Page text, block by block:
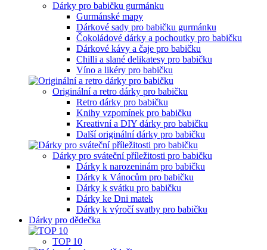
Dárky pro babičku gurmánku
Gurmánské mapy
Dárkové sady pro babičku gurmánku
Čokoládové dárky a pochoutky pro babičku
Dárkové kávy a čaje pro babičku
Chilli a slané delikatesy pro babičku
Víno a likéry pro babičku
Originální a retro dárky pro babičku
Retro dárky pro babičku
Knihy vzpomínek pro babičku
Kreativní a DIY dárky pro babičku
Další originální dárky pro babičku
Dárky pro sváteční příležitosti pro babičku
Dárky k narozeninám pro babičku
Dárky k Vánocům pro babičku
Dárky k svátku pro babičku
Dárky ke Dni matek
Dárky k výročí svatby pro babičku
Dárky pro dědečka
TOP 10